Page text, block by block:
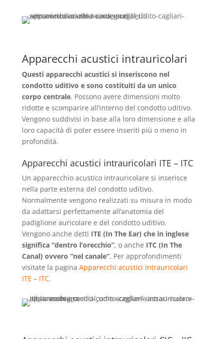
Apparecchi acustici intrauricolari
Questi apparecchi acustici si inseriscono nel
condotto uditivo e sono costituiti da un unico
corpo centrale. Possono avere dimensioni molto
ridotte e scomparire all’interno del condotto uditivo.
Vengono suddivisi in base alla loro dimensione e alla
loro capacità di poter essere inseriti più o meno in
profondità.
Apparecchi acustici intrauricolari ITE – ITC
Un apparecchio acustico intrauricolare si inserisce
nella parte esterna del condotto uditivo.
Normalmente vengono realizzati su misura in modo
da adattarsi perfettamente all’anatomia del
padiglione auricolare e del condotto uditivo.
Vengono anche detti ITE (In The Ear) che in inglese
significa “dentro l’orecchio”, o anche ITC (In The
Canal) ovvero “nel canale”. Per approfondimenti
visitate la pagina Apparecchi acustici intrauricolari
ITE – ITC.